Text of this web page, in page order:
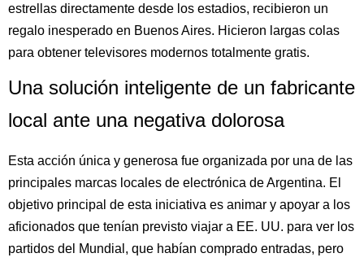
estrellas directamente desde los estadios, recibieron un
regalo inesperado en Buenos Aires. Hicieron largas colas
para obtener televisores modernos totalmente gratis.
Una solución inteligente de un fabricante
local ante una negativa dolorosa
Esta acción única y generosa fue organizada por una de las
principales marcas locales de electrónica de Argentina. El
objetivo principal de esta iniciativa es animar y apoyar a los
aficionados que tenían previsto viajar a EE. UU. para ver los
partidos del Mundial, que habían comprado entradas, pero